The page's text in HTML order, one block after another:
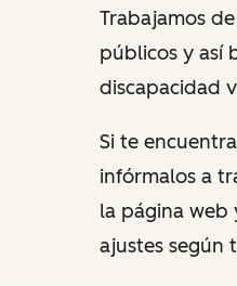
Trabajamos
públicos y así
discapacidad
Si te
infórmalos a
la página web
ajustes según